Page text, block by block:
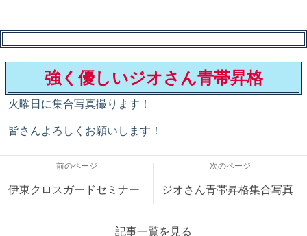
強く優しいジオさん青帯昇格
火曜日に集合写真撮ります！
皆さんよろしくお願いします！
前のページ
伊東クロスガードセミナー
次のページ
ジオさん青帯昇格集合写真
記事一覧を見る